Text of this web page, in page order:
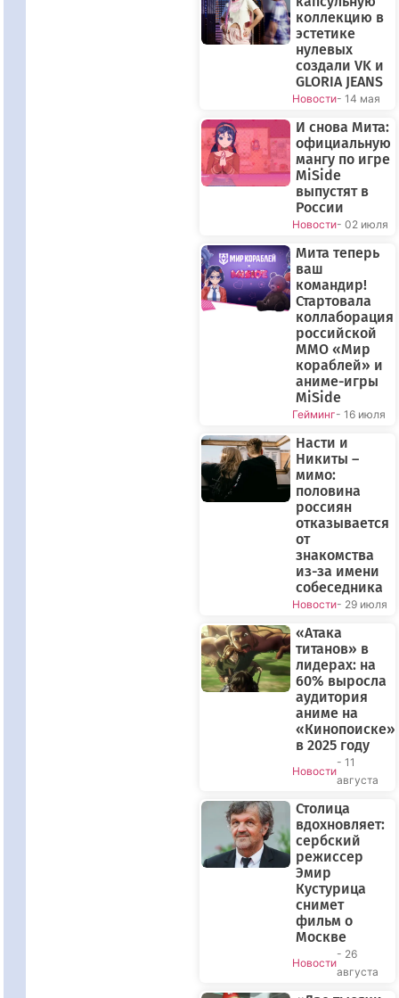
коллекцию в
эстетике
нулевых
создали VK и
GLORIA JEANS
Новости- 14 мая
И снова Мита:
официальную
мангу по игре
MiSide
выпустят в
России
Новости- 02 июля
Мита теперь
ваш
командир!
Стартовала
коллаборация
российской
ММО «Мир
кораблей» и
аниме-игры
MiSide
Гейминг- 16 июля
Насти и
Никиты –
мимо:
половина
россиян
отказывается
от
знакомства
из-за имени
собеседника
Новости- 29 июля
«Атака
титанов» в
лидерах: на
60% выросла
аудитория
аниме на
«Кинопоиске»
в 2025 году
Новости
- 11
августа
Столица
вдохновляет:
сербский
режиссер
Эмир
Кустурица
снимет
фильм о
Москве
Новости
- 26
августа